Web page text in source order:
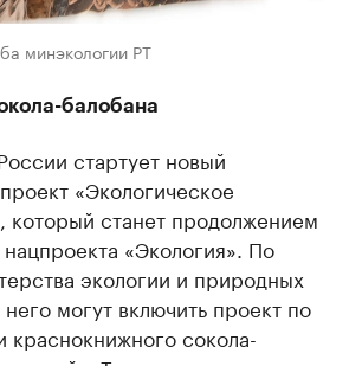
минэкологии РТ
балобана
стартует новый
«Экологическое
который станет продолжением
«Экология». По
экологии и природных
могут включить проект по
краснокнижного сокола-